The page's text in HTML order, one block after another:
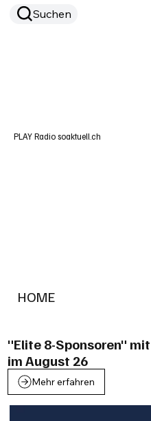
HOME
Suchen
PLAY Radio soaktuell.ch
"Elite 8-Sponsoren"
im August 26
Mehr erfahren